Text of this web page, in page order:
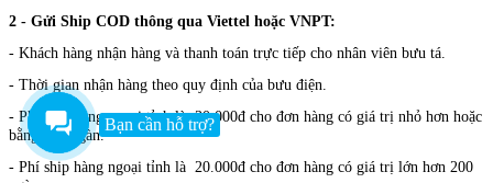
2 - Gửi Ship COD thông qua Viettel hoặc VNPT:
- Khách hàng nhận hàng và thanh toán trực tiếp cho nhân viên bưu tá.
- Thời gian nhận hàng theo quy định của bưu điện.
- Phí ship hàng ngoại tỉnh là 30.000đ cho đơn hàng có giá trị nhỏ hơn hoặc
bằng 200 ngàn.
- Phí ship hàng ngoại tỉnh là 20.000đ cho đơn hàng có giá trị lớn hơn 200
Bạn cần hỗ trợ?